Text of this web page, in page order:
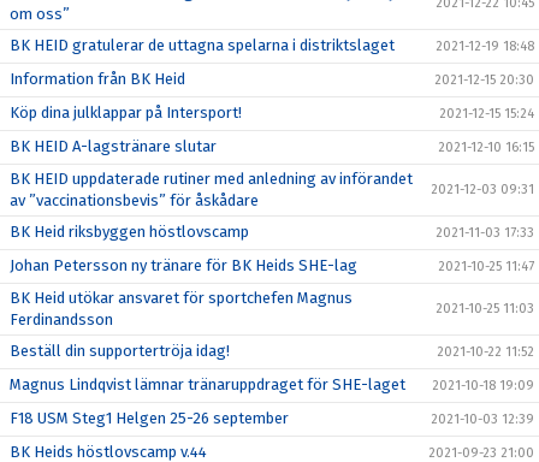
om oss”
BK HEID gratulerar de uttagna spelarna i distriktslaget 2021-12-19 18:48
Information från BK Heid 2021-12-15 20:30
Köp dina julklappar på Intersport! 2021-12-15 15:24
BK HEID A-lagstränare slutar 2021-12-10 16:15
BK HEID uppdaterade rutiner med anledning av införandet
av ”vaccinationsbevis” för åskådare
2021-12-03 09:31
BK Heid riksbyggen höstlovscamp 2021-11-03 17:33
Johan Petersson ny tränare för BK Heids SHE-lag 2021-10-25 11:47
BK Heid utökar ansvaret för sportchefen Magnus
Ferdinandsson
2021-10-25 11:03
Beställ din supportertröja idag! 2021-10-22 11:52
Magnus Lindqvist lämnar tränaruppdraget för SHE-laget 2021-10-18 19:09
F18 USM Steg1 Helgen 25-26 september 2021-10-03 12:39
BK Heids höstlovscamp v.44 2021-09-23 21:00